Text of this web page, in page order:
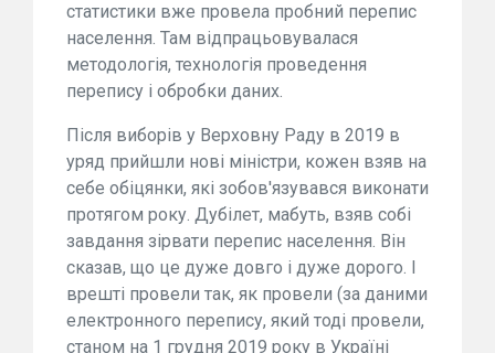
статистики вже провела пробний перепис
населення. Там відпрацьовувалася
методологія, технологія проведення
перепису і обробки даних.
Після виборів у Верховну Раду в 2019 в
уряд прийшли нові міністри, кожен взяв на
себе обіцянки, які зобов'язувався виконати
протягом року. Дубілет, мабуть, взяв собі
завдання зірвати перепис населення. Він
сказав, що це дуже довго і дуже дорого. І
врешті провели так, як провели (за даними
електронного перепису, який тоді провели,
станом на 1 грудня 2019 року в Україні